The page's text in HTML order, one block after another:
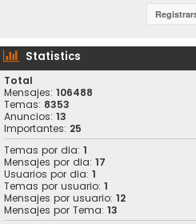
Statistics
Total
Mensajes: 106488
Temas: 8353
Anuncios: 13
Importantes: 25
Temas por dia: 1
Mensajes por dia: 17
Usuarios por dia: 1
Temas por usuario: 1
Mensajes por usuario: 12
Mensajes por Tema: 13